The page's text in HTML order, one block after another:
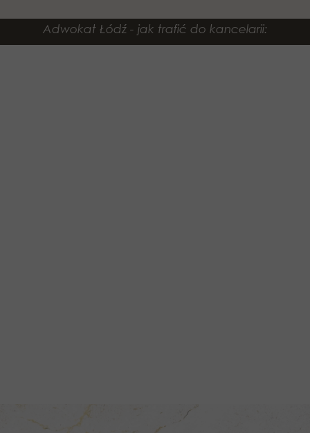
Adwokat Łódź - jak trafić do kancelarii: